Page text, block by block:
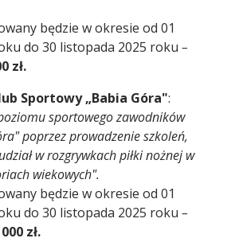
będzie w okresie od 01
do 30 listopada 2025 roku –
zł.
Sportowy „Babia Góra":
sportowego zawodników
poprzez prowadzenie szkoleń,
w rozgrywkach piłki nożnej w
wiekowych".
będzie w okresie od 01
do 30 listopada 2025 roku –
zł.